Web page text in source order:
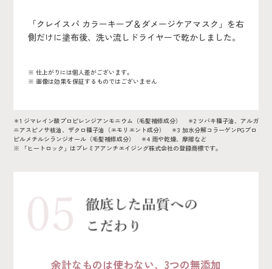
「クレイスパ カラーキープ＆ダメージケアマスク」を右
側だけに塗布後、洗い流しドライヤーで乾かしました。
※ 仕上がりには個人差がございます。
※ 画像は効果を保証するものではございません
＊1 ジマレイン酸プロピレンジアンモニウム（毛髪補修成分） ＊2 ツバキ種子油、アルガ
ニアスピノサ核油、ザクロ種子油（エモリエント成分） ＊3 加水分解コラーゲンPGプロ
ピルメチルシランジオール（毛髪補修成分） ＊4 雨や乾燥、摩擦など
※ 「ヒートロック」はプレミアアンチエイジング株式会社の登録商標です。
余計なものは使わない、3つの無添加